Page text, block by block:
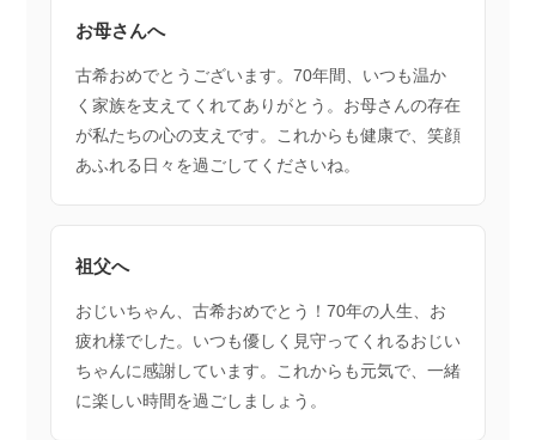
お母さんへ
古希おめでとうございます。70年間、いつも温か
く家族を支えてくれてありがとう。お母さんの存在
が私たちの心の支えです。これからも健康で、笑顔
あふれる日々を過ごしてくださいね。
祖父へ
おじいちゃん、古希おめでとう！70年の人生、お
疲れ様でした。いつも優しく見守ってくれるおじい
ちゃんに感謝しています。これからも元気で、一緒
に楽しい時間を過ごしましょう。